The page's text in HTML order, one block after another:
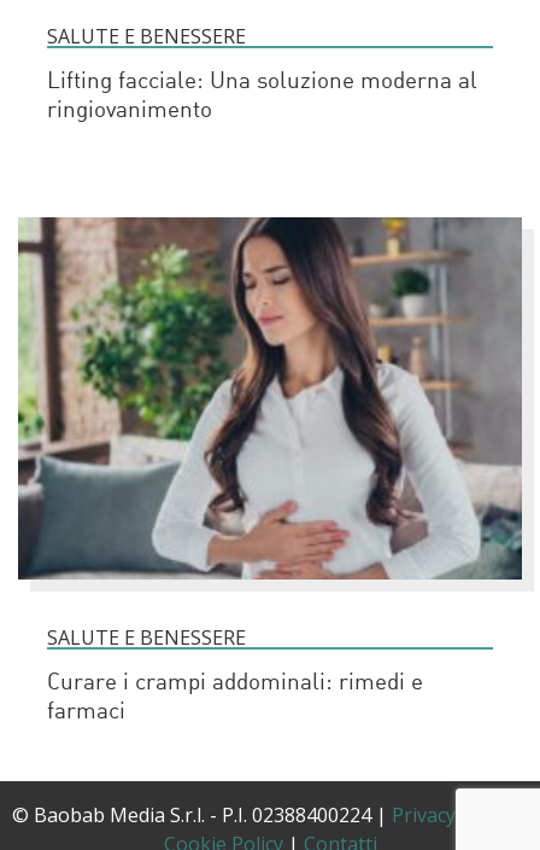
SALUTE E BENESSERE
Lifting facciale: Una soluzione moderna al
ringiovanimento
SALUTE E BENESSERE
Curare i crampi addominali: rimedi e
farmaci
© Baobab Media S.r.l. - P.I. 02388400224 | Privacy Policy
Cookie Policy| Contatti